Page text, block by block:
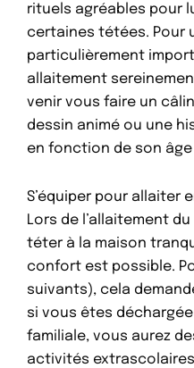
rituels agréables pour
certaines tétées. Pour
particulièrement
allaitement
venir vous faire un
dessin animé ou une
en fonction de son
S’équiper pour allaiter
Lors de l’allaitement
téter à la maison
confort est possible.
suivants), cela
si vous êtes
familiale, vous aurez
activités